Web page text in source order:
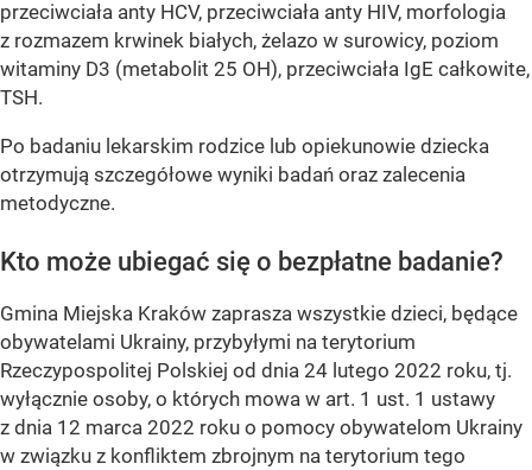
przeciwciała anty HCV, przeciwciała anty HIV, morfologia
z rozmazem krwinek białych, żelazo w surowicy, poziom
witaminy D3 (metabolit 25 OH), przeciwciała IgE całkowite,
TSH.
Po badaniu lekarskim rodzice lub opiekunowie dziecka
otrzymują szczegółowe wyniki badań oraz zalecenia
metodyczne.
Kto może ubiegać się o bezpłatne badanie?
Gmina Miejska Kraków zaprasza wszystkie dzieci, będące
obywatelami Ukrainy, przybyłymi na terytorium
Rzeczypospolitej Polskiej od dnia 24 lutego 2022 roku, tj.
wyłącznie osoby, o których mowa w art. 1 ust. 1 ustawy
z dnia 12 marca 2022 roku o pomocy obywatelom Ukrainy
w związku z konfliktem zbrojnym na terytorium tego